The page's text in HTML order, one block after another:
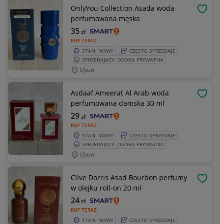
OnlyYou Collection Asada woda
perfumowana męska
KUP TERAZ
35zł
STAN: NOWY
CZĘSTO SPRZEDAJE
SPRZEDAJĄCY: OSOBA PRYWATNA
Ujazd
Asdaaf Ameerat Al Arab woda
perfumowana damska 30 ml
KUP TERAZ
29zł
STAN: NOWY
CZĘSTO SPRZEDAJE
SPRZEDAJĄCY: OSOBA PRYWATNA
Ujazd
Clive Dorris Asad Bourbon perfumy
w olejku roll-on 20 ml
KUP TERAZ
24zł
STAN: NOWY
CZĘSTO SPRZEDAJE